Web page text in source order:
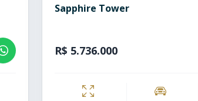
Sapphire Tower
R$ 5.736.000